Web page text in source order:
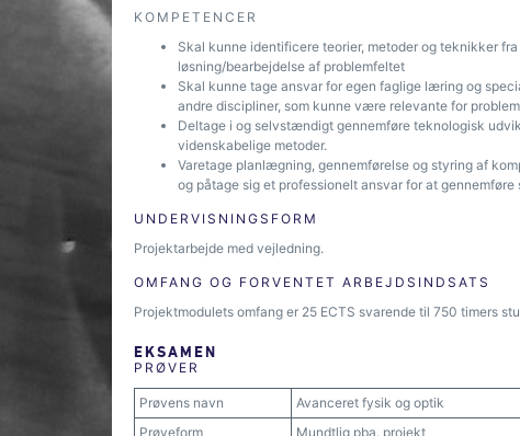
KOMPETENCER
Skal kunne identificere teorier, metoder og teknikker
løsning/bearbejdelse af problemfeltet
Skal kunne tage ansvar for egen faglige læring og
andre discipliner, som kunne være relevante for
Deltage i og selvstændigt gennemføre teknologisk
videnskabelige metoder.
Varetage planlægning, gennemførelse og styring af
og påtage sig et professionelt ansvar for at
UNDERVISNINGSFORM
Projektarbejde med vejledning.
OMFANG OG FORVENTET ARBEJDSINDSATS
Projektmodulets omfang er 25 ECTS svarende til 750 timers
EKSAMEN
PRØVER
Prøvens navn
Avanceret fysik og optik
Prøveform
Mundtlig pba. projekt